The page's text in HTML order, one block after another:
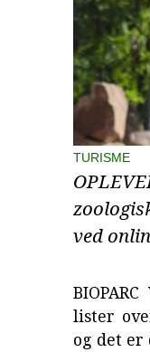
TURISME
ved
lister
og det